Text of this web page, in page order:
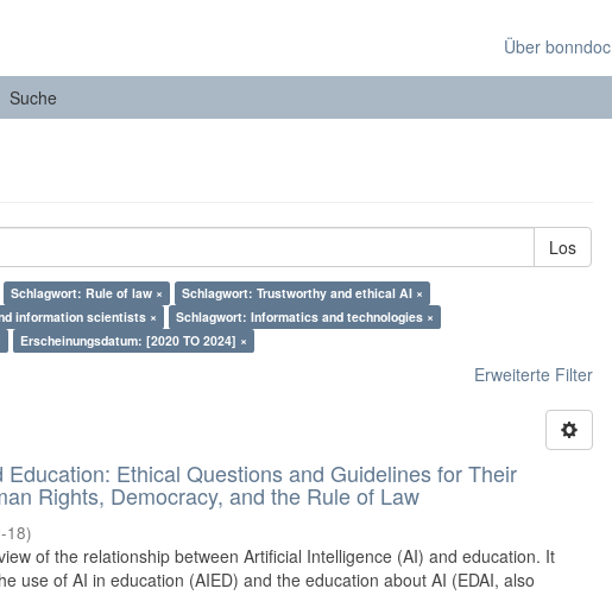
Über bonndoc
Suche
Los
Schlagwort: Rule of law ×
Schlagwort: Trustworthy and ethical AI ×
information scientists ×
Schlagwort: Informatics and technologies ×
Erscheinungsdatum: [2020 TO 2024] ×
Erweiterte Filter
Ethical Questions and Guidelines for Their
Rights, Democracy, and the Rule of Law
18)
of the relationship between Artificial Intelligence (AI) and education. It
use of AI in education (AIED) and the education about AI (EDAI, also